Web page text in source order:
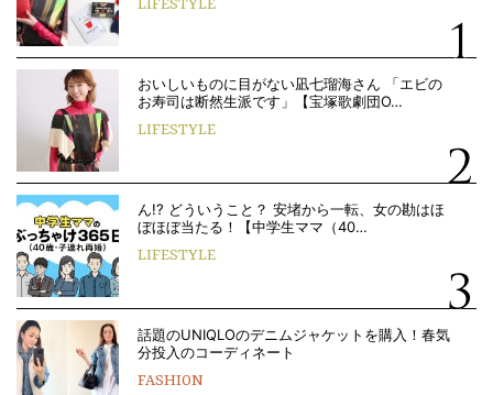
LIFESTYLE
おいしいものに目がない凪七瑠海さん 「エビの
お寿司は断然生派です」【宝塚歌劇団O…
LIFESTYLE
ん!? どういうこと？ 安堵から一転、女の勘はほ
ぼほぼ当たる！【中学生ママ（40…
LIFESTYLE
話題のUNIQLOのデニムジャケットを購入！春気
分投入のコーディネート
FASHION